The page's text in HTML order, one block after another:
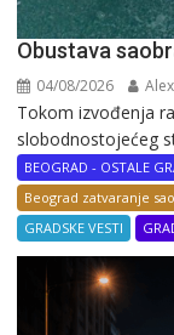
Obustava
04/08/2026 Alex
Tokom izvođenja
slobodnostojećeg
BEOGRAD - OSTALE
Beograd zatvaranje
GRADSKE VESTI